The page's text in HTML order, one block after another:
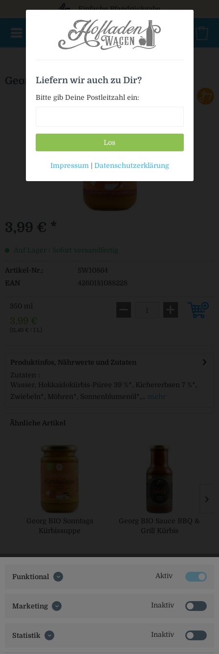
Einfache Pfandrückgabe
Georg BIO Allwetter Kürbissuppe
3,99 € *
Auf Lager / Sofort versandfertig
Artikel-Nr.:
SW10864
EAN
4260181088228
350 ml
3,99 €
(11,40 € / 1 L)
Produktinfos, Nährwerte und Zutaten
Zutaten :
Wasser, Hokkaidokürbis-Püree 39 %*, Kichererbsen 7 %*,
Zwiebeln*, Möhren*, Sonnenblumenöl*,...
mehr
Ähnliche Artikel
Georg BIO Sonntags
Kürbissuppe
Georg BIO Sauce BBQ &
Grill Kürbis
Social Media
Funktional Aktiv
Marketing Inaktiv
Statistik Inaktiv
Liefern wir auch zu Dir?
Bitte gib Deine Postleitzahl ein:
Los
Impressum | Datenschutzerklärung